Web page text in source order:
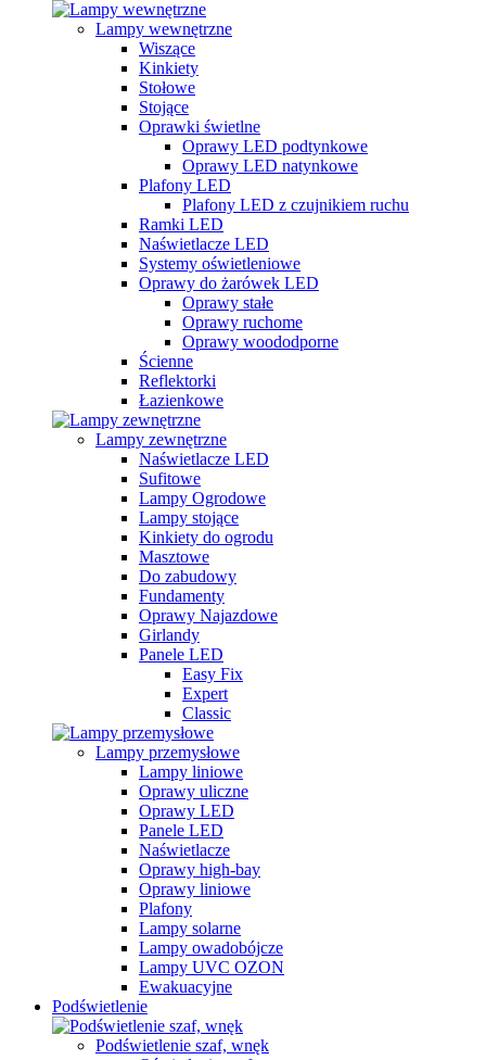
Lampy wewnętrzne
Wiszące
Kinkiety
Stołowe
Stojące
Oprawki świetlne
Oprawy LED podtynkowe
Oprawy LED natynkowe
Plafony LED
Plafony LED z czujnikiem ruchu
Ramki LED
Naświetlacze LED
Systemy oświetleniowe
Oprawy do żarówek LED
Oprawy stałe
Oprawy ruchome
Oprawy woododporne
Ścienne
Reflektorki
Łazienkowe
Lampy zewnętrzne
Naświetlacze LED
Sufitowe
Lampy Ogrodowe
Lampy stojące
Kinkiety do ogrodu
Masztowe
Do zabudowy
Fundamenty
Oprawy Najazdowe
Girlandy
Panele LED
Easy Fix
Expert
Classic
Lampy przemysłowe
Lampy liniowe
Oprawy uliczne
Oprawy LED
Panele LED
Naświetlacze
Oprawy high-bay
Oprawy liniowe
Plafony
Lampy solarne
Lampy owadobójcze
Lampy UVC OZON
Ewakuacyjne
Podświetlenie
Podświetlenie szaf, wnęk